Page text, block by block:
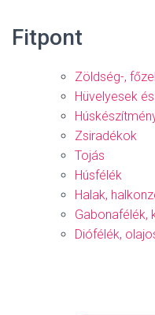
Fitpont
Zöldség-,
Hüvelyesek
Zsiradékok
Tojás
Húsfélék
Halak,
Gabonafélék,
Diófélék,